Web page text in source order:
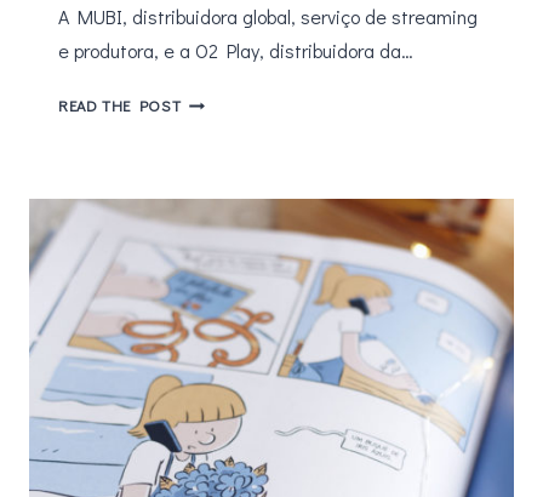
A MUBI, distribuidora global, serviço de streaming
e produtora, e a O2 Play, distribuidora da…
READ THE POSTMUBI,
TRAILER
E
PÔSTER
DO
SUSPENSE
MEDUSA
DELUXE